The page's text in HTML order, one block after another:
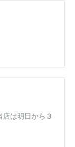
は明日から３